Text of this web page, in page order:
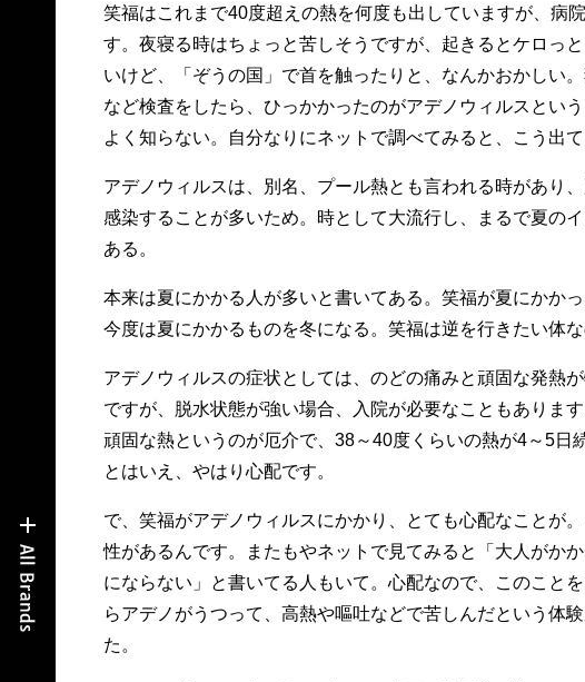
笑福はこれまで40度超えの熱を何度も出していますが、病
す。夜寝る時はちょっと苦しそうですが、起きるとケロっ
いけど、「ぞうの国」で首を触ったりと、なんかおかしい
など検査をしたら、ひっかかったのがアデノウィルスとい
よく知らない。自分なりにネットで調べてみると、こう出て
アデノウィルスは、別名、プール熱とも言われる時があり
感染することが多いため。時として大流行し、まるで夏の
ある。
本来は夏にかかる人が多いと書いてある。笑福が夏にかか
今度は夏にかかるものを冬になる。笑福は逆を行きたい体な
アデノウィルスの症状としては、のどの痛みと頑固な発熱
ですが、脱水状態が強い場合、入院が必要なこともありま
頑固な熱というのが厄介で、38～40度くらいの熱が4～5日
とはいえ、やはり心配です。
で、笑福がアデノウィルスにかかり、とても心配なことが
性があるんです。またもやネットで見てみると「大人がか
にならない」と書いてる人もいて。心配なので、このこと
らアデノがうつって、高熱や嘔吐などで苦しんだという体
た。